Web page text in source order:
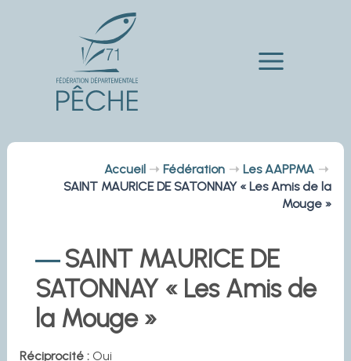
Main
Accueil Fédération
Les AAPPMA
SAINT MAURICE DE SATONNAY « Les Amis de la
Mouge »
SAINT MAURICE DE
SATONNAY « Les Amis de
la Mouge »
Réciprocité : Oui